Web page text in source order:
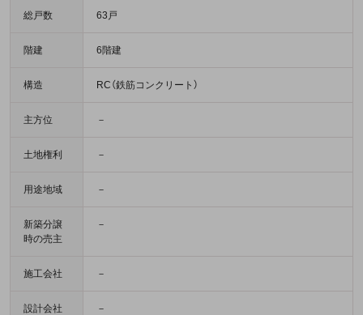
総戸数 63戸
階建 6階建
構造 RC（鉄筋コンクリート）
主方位 －
土地権利 －
用途地域 －
新築分譲
時の売主
－
施工会社 －
設計会社 －